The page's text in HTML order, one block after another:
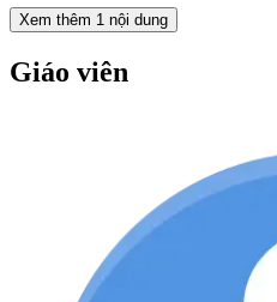
Xem thêm 1 nội dung
Giáo viên